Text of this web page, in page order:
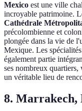
Mexico est une ville
incroyable patrimoine.
Cathédrale
précolombienne et
plongée dans la vie de
Mexique. Les
également partie
ses nombreux
un véritable lieu de
8. Marrakech,